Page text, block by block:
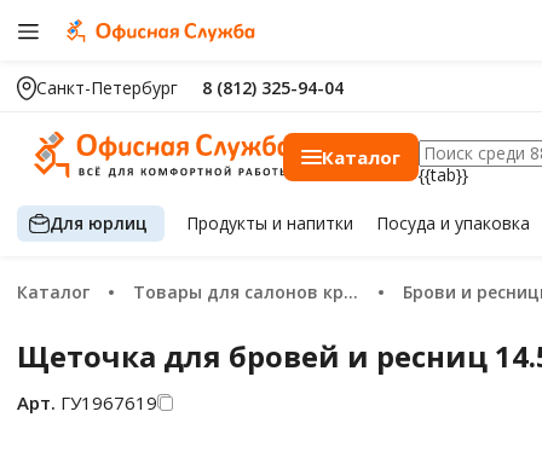
Санкт-Петербург 8 (812) 325-94-04
Каталог
{{tab}}
Для юрлиц Продуктыи напитки Посуда и упаковка
Каталог Товары для салонов красоты Брови и
Щеточка для бровей и ресниц
Арт. ГУ1967619